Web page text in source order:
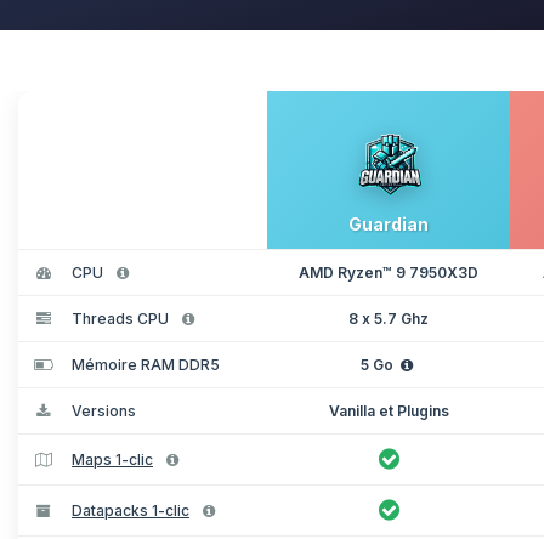
Guardian
CPU AMD Ryzen™ 9 7950X3D
Threads CPU 8 x 5.7 Ghz
Mémoire RAM DDR5 5 Go
Versions Vanilla et Plugins
Maps 1-clic
Datapacks 1-clic